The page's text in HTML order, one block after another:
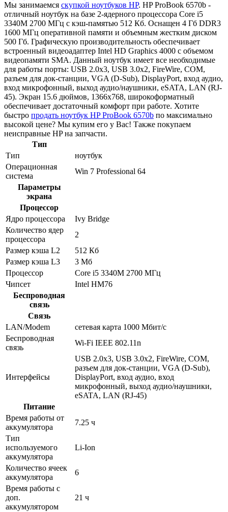
Мы занимаемся скупкой ноутбуков HP. HP ProBook 6570b -
отличный ноутбук на базе 2-ядерного процессора Core i5
3340M 2700 МГц с кэш-памятью 512 Кб. Оснащен 4 Гб DDR3
1600 МГц оперативной памяти и объемным жестким диском
500 Гб. Графическую производительность обеспечивает
встроенный видеоадаптер Intel HD Graphics 4000 с объемом
видеопамяти SMA. Данный ноутбук имеет все необходимые
для работы порты: USB 2.0x3, USB 3.0x2, FireWire, COM,
разъем для док-станции, VGA (D-Sub), DisplayPort, вход аудио,
вход микрофонный, выход аудио/наушники, eSATA, LAN (RJ-
45). Экран 15.6 дюймов, 1366x768, широкоформатный
обеспечивает достаточный комфорт при работе. Хотите
быстро продать ноутбук HP ProBook 6570b по максимально
высокой цене? Мы купим его у Вас! Также покупаем
неисправные HP на запчасти.
Тип
Тип
ноутбук
Операционная
система
Win 7 Professional 64
Параметры
экрана
Процессор
Ядро процессора
Ivy Bridge
Количество ядер
процессора
2
Размер кэша L2
512 Кб
Размер кэша L3
3 Мб
Процессор
Core i5 3340M 2700 МГц
Чипсет
Intel HM76
Беспроводная
связь
Связь
LAN/Modem
сетевая карта 1000 Мбит/c
Беспроводная
связь
Wi-Fi IEEE 802.11n
Интерфейсы
USB 2.0x3, USB 3.0x2, FireWire, COM,
разъем для док-станции, VGA (D-Sub),
DisplayPort, вход аудио, вход
микрофонный, выход аудио/наушники,
eSATA, LAN (RJ-45)
Питание
Время работы от
аккумулятора
7.25 ч
Тип
используемого
аккумулятора
Li-Ion
Количество ячеек
аккумулятора
6
Время работы с
доп.
аккумулятором
21 ч